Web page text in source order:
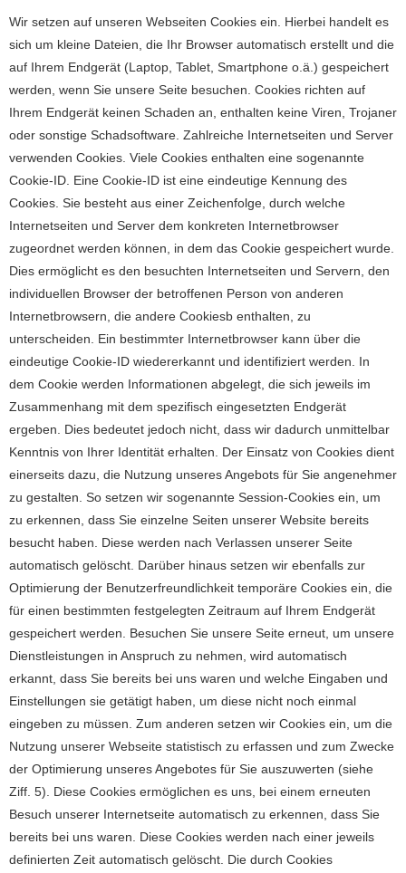
Wir setzen auf unseren Webseiten Cookies ein. Hierbei handelt es
sich um kleine Dateien, die Ihr Browser automatisch erstellt und die
auf Ihrem Endgerät (Laptop, Tablet, Smartphone o.ä.) gespeichert
werden, wenn Sie unsere Seite besuchen. Cookies richten auf
Ihrem Endgerät keinen Schaden an, enthalten keine Viren, Trojaner
oder sonstige Schadsoftware. Zahlreiche Internetseiten und Server
verwenden Cookies. Viele Cookies enthalten eine sogenannte
Cookie-ID. Eine Cookie-ID ist eine eindeutige Kennung des
Cookies. Sie besteht aus einer Zeichenfolge, durch welche
Internetseiten und Server dem konkreten Internetbrowser
zugeordnet werden können, in dem das Cookie gespeichert wurde.
Dies ermöglicht es den besuchten Internetseiten und Servern, den
individuellen Browser der betroffenen Person von anderen
Internetbrowsern, die andere Cookiesb enthalten, zu
unterscheiden. Ein bestimmter Internetbrowser kann über die
eindeutige Cookie-ID wiedererkannt und identifiziert werden. In
dem Cookie werden Informationen abgelegt, die sich jeweils im
Zusammenhang mit dem spezifisch eingesetzten Endgerät
ergeben. Dies bedeutet jedoch nicht, dass wir dadurch unmittelbar
Kenntnis von Ihrer Identität erhalten. Der Einsatz von Cookies dient
einerseits dazu, die Nutzung unseres Angebots für Sie angenehmer
zu gestalten. So setzen wir sogenannte Session-Cookies ein, um
zu erkennen, dass Sie einzelne Seiten unserer Website bereits
besucht haben. Diese werden nach Verlassen unserer Seite
automatisch gelöscht. Darüber hinaus setzen wir ebenfalls zur
Optimierung der Benutzerfreundlichkeit temporäre Cookies ein, die
für einen bestimmten festgelegten Zeitraum auf Ihrem Endgerät
gespeichert werden. Besuchen Sie unsere Seite erneut, um unsere
Dienstleistungen in Anspruch zu nehmen, wird automatisch
erkannt, dass Sie bereits bei uns waren und welche Eingaben und
Einstellungen sie getätigt haben, um diese nicht noch einmal
eingeben zu müssen. Zum anderen setzen wir Cookies ein, um die
Nutzung unserer Webseite statistisch zu erfassen und zum Zwecke
der Optimierung unseres Angebotes für Sie auszuwerten (siehe
Ziff. 5). Diese Cookies ermöglichen es uns, bei einem erneuten
Besuch unserer Internetseite automatisch zu erkennen, dass Sie
bereits bei uns waren. Diese Cookies werden nach einer jeweils
definierten Zeit automatisch gelöscht. Die durch Cookies